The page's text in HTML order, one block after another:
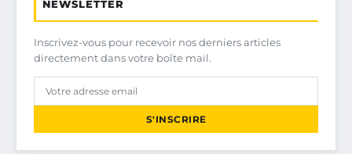
NEWSLETTER
Inscrivez-vous pour recevoir nos derniers articles
directement dans votre boîte mail.
S'INSCRIRE